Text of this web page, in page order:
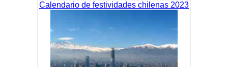
Calendario de festividades chilenas 2023